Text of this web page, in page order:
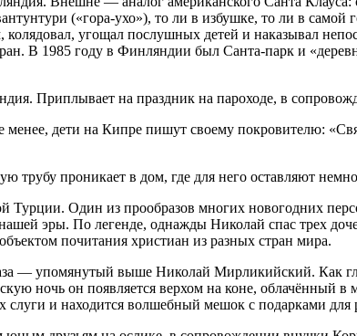
(«гора-ухо»), то ли в избушке, то ли в самой
угощал послушных детей и наказывал
В 1985 году в Финляндии был Санта-парк и
Приплывает на праздник на пароходе, в
дети на Кипре пишут своему покровителю:
проникает в дом, где для него оставляют
Один из прообразов многих новогодних
эры. По легенде, однажды Николай спас трех
почитания христиан из разных стран мира.
— упомянутый выше Николай Мирликийский. Как
ночь он появляется верхом на коне, облачённый
и находится волшебный мешок с подарками для